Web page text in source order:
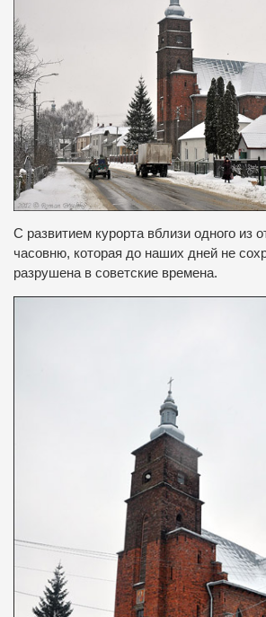
С развитием курорта вблизи одного из
часовню, которая до наших дней не
разрушена в советские времена.